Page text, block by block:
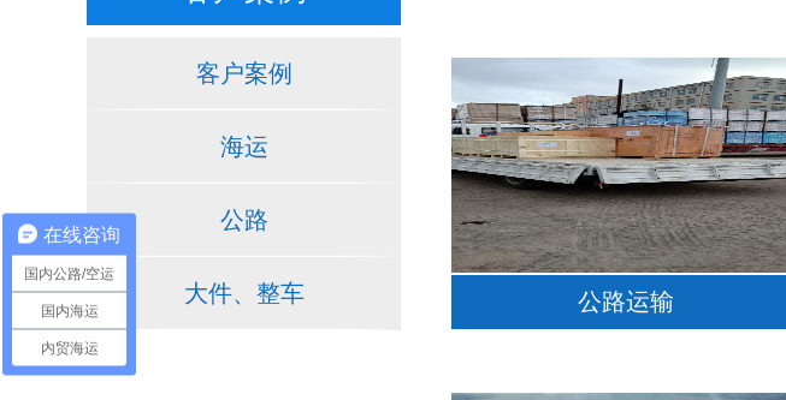
客户案例
海运
公路
大件、整车 公路运输
在线咨询
国内公路/空运
国内海运
内贸海运